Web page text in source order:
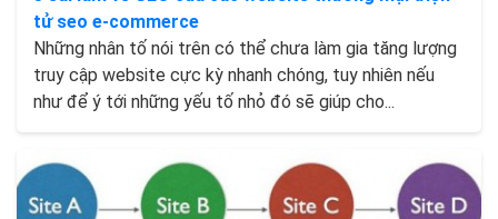
tử seo e-commerce
Những nhân tố nói trên có thể chưa làm gia tăng lượng
truy cập website cực kỳ nhanh chóng, tuy nhiên nếu
như để ý tới những yếu tố nhỏ đó sẽ giúp cho...